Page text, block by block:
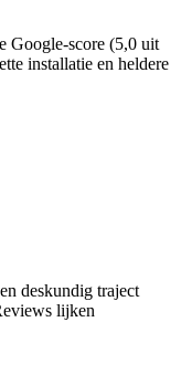
Google-score (5,0 uit
installatie en heldere
deskundig traject
lijken